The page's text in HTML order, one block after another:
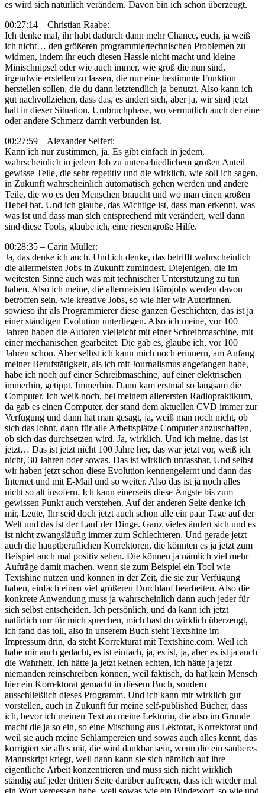
es wird sich natürlich verändern. Davon bin ich schon überzeugt.
00:27:14 – Christian Raabe:
Ich denke mal, ihr habt dadurch dann mehr Chance, euch, ja weiß
ich nicht… den größeren programmiertechnischen Problemen zu
widmen, indem ihr euch diesen Hassle nicht macht und kleine
Minischnipsel oder wie auch immer, wie groß die nun sind,
irgendwie erstellen zu lassen, die nur eine bestimmte Funktion
herstellen sollen, die du dann letztendlich ja benutzt. Also kann ich
gut nachvollziehen, dass das, es ändert sich, aber ja, wir sind jetzt
halt in dieser Situation, Umbruchphase, wo vermutlich auch der eine
oder andere Schmerz damit verbunden ist.
00:27:59 – Alexander Seifert:
Kann ich nur zustimmen, ja. Es gibt einfach in jedem,
wahrscheinlich in jedem Job zu unterschiedlichem großen Anteil
gewisse Teile, die sehr repetitiv und die wirklich, wie soll ich sagen,
in Zukunft wahrscheinlich automatisch gehen werden und andere
Teile, die wo es den Menschen braucht und wo man einen großen
Hebel hat. Und ich glaube, das Wichtige ist, dass man erkennt, was
was ist und dass man sich entsprechend mit verändert, weil dann
sind diese Tools, glaube ich, eine riesengroße Hilfe.
00:28:35 – Carin Müller:
Ja, das denke ich auch. Und ich denke, das betrifft wahrscheinlich
die allermeisten Jobs in Zukunft zumindest. Diejenigen, die im
weitesten Sinne auch was mit technischer Unterstützung zu tun
haben. Also ich meine, die allermeisten Bürojobs werden davon
betroffen sein, wie kreative Jobs, so wie hier wir Autorinnen.
sowieso ihr als Programmierer diese ganzen Geschichten, das ist ja
einer ständigen Evolution unterliegen. Also ich meine, vor 100
Jahren haben die Autoren vielleicht mit einer Schreibmaschine, mit
einer mechanischen gearbeitet. Die gab es, glaube ich, vor 100
Jahren schon. Aber selbst ich kann mich noch erinnern, am Anfang
meiner Berufstätigkeit, als ich mit Journalismus angefangen habe,
habe ich noch auf einer Schreibmaschine, auf einer elektrischen
immerhin, getippt. Immerhin. Dann kam erstmal so langsam die
Computer. Ich weiß noch, bei meinem allerersten Radiopraktikum,
da gab es einen Computer, der stand dem aktuellen CVD immer zur
Verfügung und dann hat man gesagt, ja, weiß man noch nicht, ob
sich das lohnt, dann für alle Arbeitsplätze Computer anzuschaffen,
ob sich das durchsetzen wird. Ja, wirklich. Und ich meine, das ist
jetzt… Das ist jetzt nicht 100 Jahre her, das war jetzt vor, weiß ich
nicht, 30 Jahren oder sowas. Das ist wirklich unfassbar. Und selbst
wir haben jetzt schon diese Evolution kennengelernt und dann das
Internet und mit E-Mail und so weiter. Also das ist ja noch alles
nicht so alt insofern. Ich kann einerseits diese Ängste bis zum
gewissen Punkt auch verstehen. Auf der anderen Seite denke ich
mir, Leute, Ihr seid doch jetzt auch schon alle ein paar Tage auf der
Welt und das ist der Lauf der Dinge. Ganz vieles ändert sich und es
ist nicht zwangsläufig immer zum Schlechteren. Und gerade jetzt
auch die hauptberuflichen Korrektoren, die könnten es ja jetzt zum
Beispiel auch mal positiv sehen. Die können ja nämlich viel mehr
Aufträge damit machen. wenn sie zum Beispiel ein Tool wie
Textshine nutzen und können in der Zeit, die sie zur Verfügung
haben, einfach einen viel größeren Durchlauf bearbeiten. Also die
konkrete Anwendung muss ja wahrscheinlich dann auch jeder für
sich selbst entscheiden. Ich persönlich, und da kann ich jetzt
natürlich nur für mich sprechen, mich hast du wirklich überzeugt,
ich fand das toll, also in unserem Buch steht Textshine im
Impressum drin, da steht Korrekturat mit Textshine.com. Weil ich
habe mir auch gedacht, es ist einfach, ja, es ist, ja, aber es ist ja auch
die Wahrheit. Ich hätte ja jetzt keinen echten, ich hätte ja jetzt
niemanden reinschreiben können, weil faktisch, da hat kein Mensch
hier ein Korrektorat gemacht in diesem Buch, sondern
ausschließlich dieses Programm. Und ich kann mir wirklich gut
vorstellen, auch in Zukunft für meine self-published Bücher, dass
ich, bevor ich meinen Text an meine Lektorin, die also im Grunde
macht die ja so ein, so eine Mischung aus Lektorat, Korrektorat und
weil sie auch meine Schlampereien und sowas auch alles kennt, das
korrigiert sie alles mit, die wird dankbar sein, wenn die ein sauberes
Manuskript kriegt, weil dann kann sie sich nämlich auf ihre
eigentliche Arbeit konzentrieren und muss sich nicht wirklich
ständig auf jeder dritten Seite darüber aufregen, dass ich wieder mal
ein Wort vergessen habe, weil sowas wie ein Bindewort, so wie und